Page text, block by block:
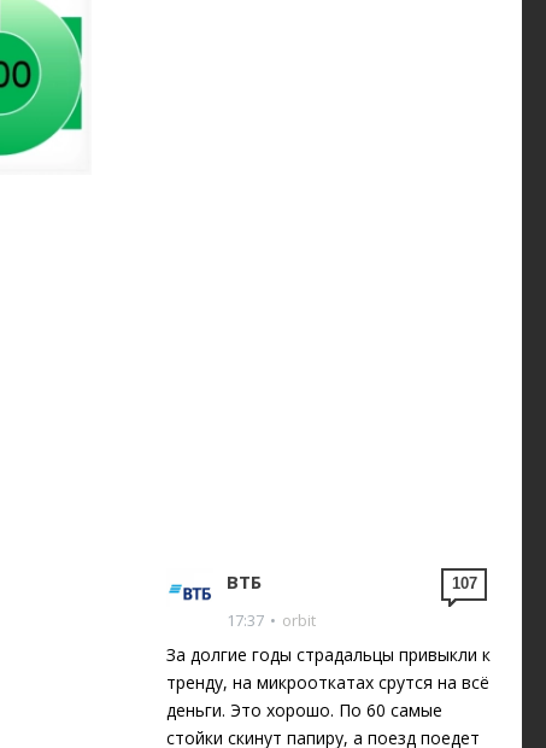
ВТБ
17:37 • orbit
За долгие годы страдальцы привыкли к
тренду, на микрооткатах срутся на всё
деньги. Это хорошо. По 60 самые
стойки скинут папиру, а поезд поедет
107